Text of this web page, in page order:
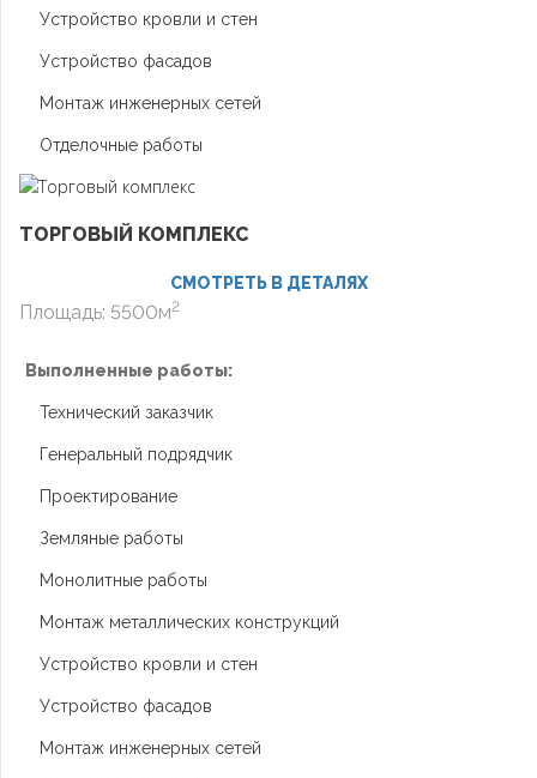
Устройство кровли и стен
Устройство фасадов
Монтаж инженерных сетей
Отделочные работы
ТОРГОВЫЙ КОМПЛЕКС
СМОТРЕТЬ В ДЕТАЛЯХ
Площадь: 5500м2
Выполненные работы:
Технический заказчик
Генеральный подрядчик
Проектирование
Земляные работы
Монолитные работы
Монтаж металлических конструкций
Устройство кровли и стен
Устройство фасадов
Монтаж инженерных сетей